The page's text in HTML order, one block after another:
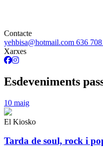
Contacte
yehbisa@hotmail.com 636
Xarxes
Esdeveniments
10 maig
El Kiosko
Tarda de soul, rock i